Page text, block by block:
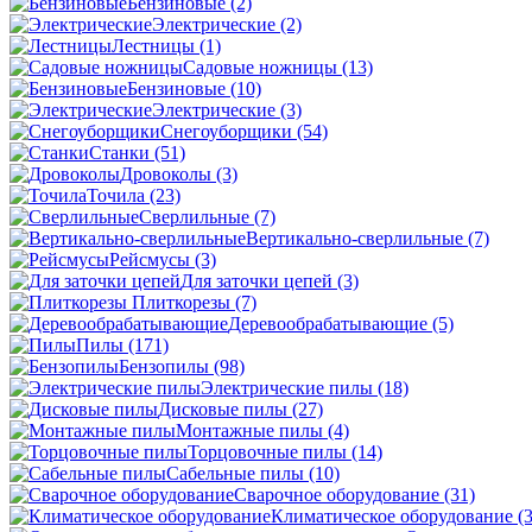
Электрические (2)
Лестницы (1)
Садовые ножницы (13)
Бензиновые (10)
Электрические (3)
Снегоуборщики (54)
Станки (51)
Дровоколы (3)
Точила (23)
Сверлильные (7)
Вертикально-сверлильные (7)
Рейсмусы (3)
Для заточки цепей (3)
Плиткорезы (7)
Деревообрабатывающие (5)
Пилы (171)
Бензопилы (98)
Электрические пилы (18)
Дисковые пилы (27)
Монтажные пилы (4)
Торцовочные пилы (14)
Сабельные пилы (10)
Сварочное оборудование (31)
Климатическое оборудование